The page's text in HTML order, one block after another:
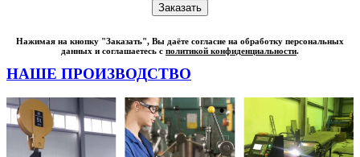
Нажимая на кнопку "Заказать", Вы даёте согласие на обработку персональных
данных и соглашаетесь с политикой конфиденциальности.
НАШЕ ПРОИЗВОДСТВО